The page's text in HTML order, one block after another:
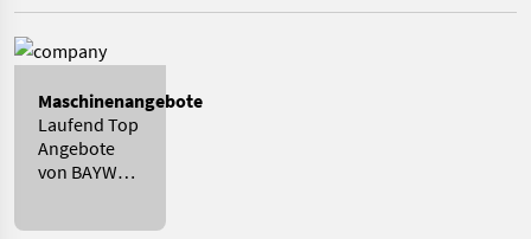
Maschinenangebote
Laufend Top
Angebote
von BAYWA